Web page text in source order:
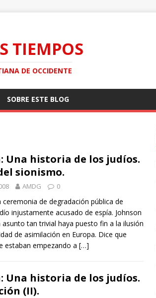
TIEMPOS
DE OCCIDENTE
SOBRE ESTE BLOG
Una historia de los judíos.
sionismo.
AMDG 0
ceremonia de degradación pública de
injustamente acusado de espía. Johnson
tan trivial haya puesto fin a la ilusión
de asimilación en Europa. Dice que
estaban empezando a […]
Una historia de los judíos.
(II).